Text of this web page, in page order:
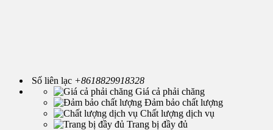
Số liên lạc +8618829918328
Giá cả phải chăng
Đảm bảo chất lượng
Chất lượng dịch vụ
Trang bị đầy đủ